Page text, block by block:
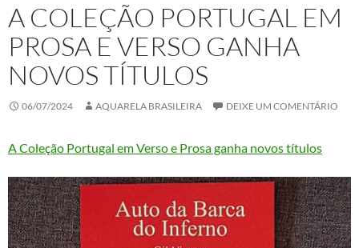
A COLEÇÃO PORTUGAL EM
PROSA E VERSO GANHA
NOVOS TÍTULOS
06/07/2024 AQUARELA BRASILEIRA DEIXE UM COMENTÁRIO
A Coleção Portugal em Verso e Prosa ganha novos títulos